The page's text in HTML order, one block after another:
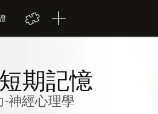
期記憶
-神經心理學